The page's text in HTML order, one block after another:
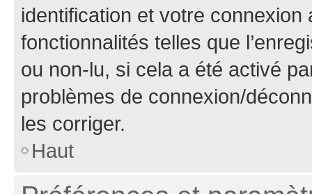
identification et votre
fonctionnalités telles que
ou non-lu, si cela a été activé
problèmes de connexion/
les corriger.
Haut